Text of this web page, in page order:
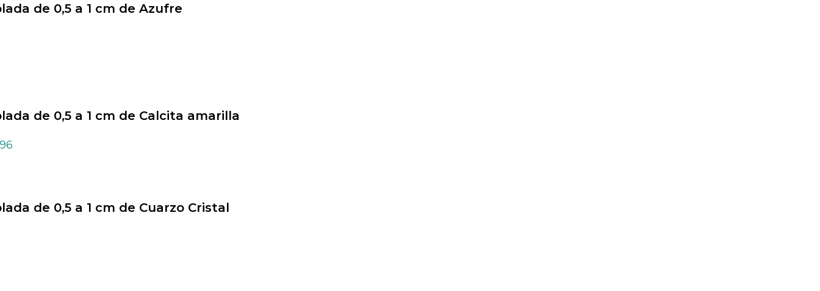
de 0,5 a 1 cm de Azufre
de 0,5 a 1 cm de Calcita amarilla
de 0,5 a 1 cm de Cuarzo Cristal